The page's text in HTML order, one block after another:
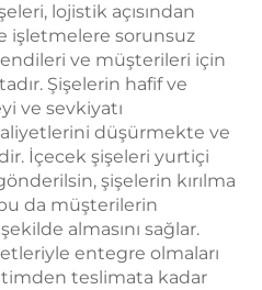
lojistik açısından
işletmelere sorunsuz
ve müşterileri için
Şişelerin hafif ve
ve sevkiyatı
düşürmekte ve
İçecek şişeleri yurtiçi
şişelerin kırılma
da müşterilerin
almasını sağlar.
entegre olmaları
teslimata kadar